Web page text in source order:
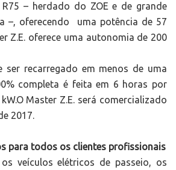
– herdado do ZOE e de grande
–, oferecendo uma potência de 57
Z.E. oferece uma autonomia de 200
ser recarregado em menos de uma
completa é feita em 6 horas por
Master Z.E. será comercializado
2017.
para todos os clientes profissionais
veículos elétricos de passeio, os